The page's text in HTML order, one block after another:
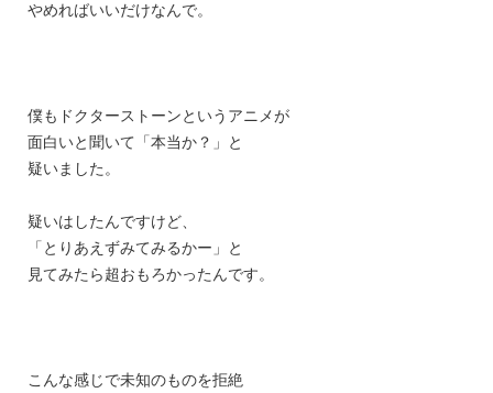
やめればいいだけなんで。
僕もドクターストーンというアニメが
面白いと聞いて「本当か？」と
疑いました。
疑いはしたんですけど、
「とりあえずみてみるかー」と
見てみたら超おもろかったんです。
こんな感じで未知のものを拒絶